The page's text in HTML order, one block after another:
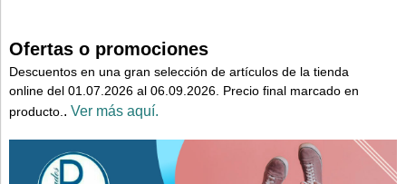
Ofertas o promociones
Descuentos en una gran selección de artículos de la tienda
online del 01.07.2026 al 06.09.2026. Precio final marcado en
producto. . Ver más aquí.